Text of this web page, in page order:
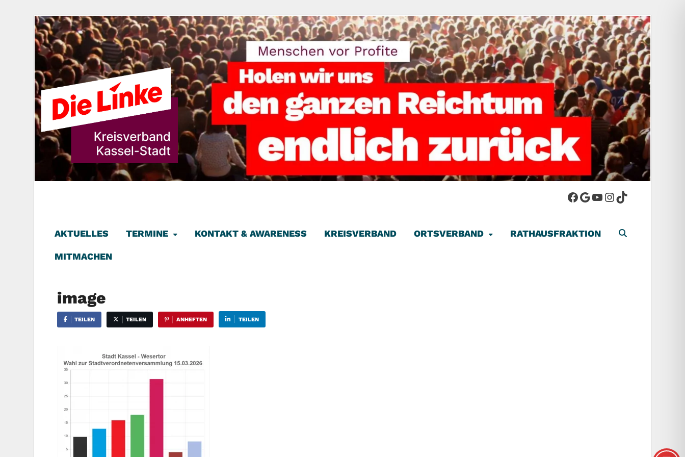
AKTUELLES TERMINE KONTAKT & AWARENESS KREISVERBAND ORTSVERBAND RATHAUSFRAKTION
MITMACHEN
image
TEILEN TEILEN ANHEFTEN TEILEN